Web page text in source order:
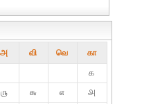
அ வி வெ கா
௧
௫ ௬ ௭
௮